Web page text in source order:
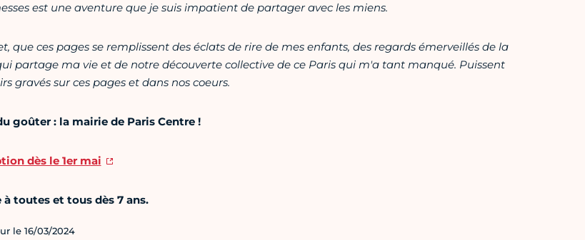
est une aventure que je suis impatient de partager avec les miens.
que ces pages se remplissent des éclats de rire de mes enfants, des regards émerveillés de la
partage ma vie et de notre découverte collective de ce Paris qui m'a tant manqué. Puissent
gravés sur ces pages et dans nos coeurs.
goûter : la mairie de Paris Centre !
dès le 1er mai
à toutes et tous dès 7 ans.
le 16/03/2024